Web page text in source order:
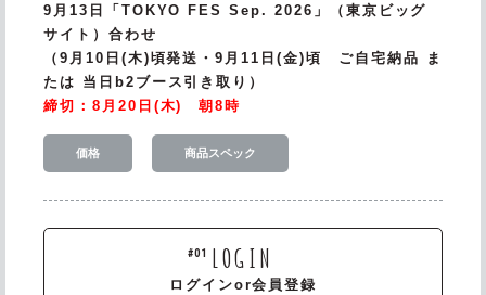
9月13日「TOKYO FES Sep. 2026」（東京ビッグ
サイト）合わせ
（9月10日(木)頃発送・9月11日(金)頃 ご自宅納品 ま
たは 当日b2ブース引き取り）
締切：8月20日(木) 朝8時
価格 商品スペック
#01 LOGIN
ログインor会員登録